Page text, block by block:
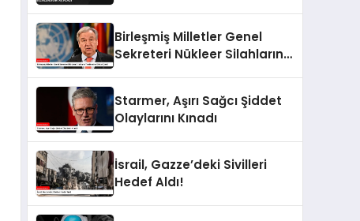
Birleşmiş Milletler Genel
Sekreteri Nükleer Silahların
Starmer, Aşırı Sağcı Şiddet
Olaylarını Kınadı
İsrail, Gazze’deki Sivilleri
Hedef Aldı!